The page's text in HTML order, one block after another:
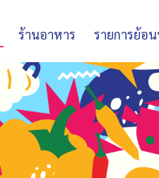
ร้านอาหาร รายการย้อ